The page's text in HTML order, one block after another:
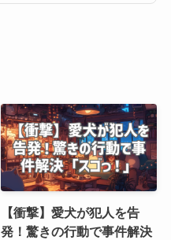
【衝撃】愛犬が犯人を告
発！驚きの行動で事件解決